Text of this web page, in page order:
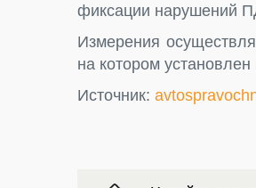
фиксации нарушений
Измерения
на котором
Источник: